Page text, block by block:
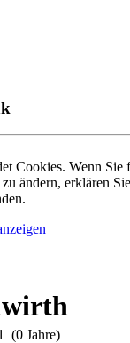
Cookies. Wenn Sie
ändern, erklären
(0 Jahre)